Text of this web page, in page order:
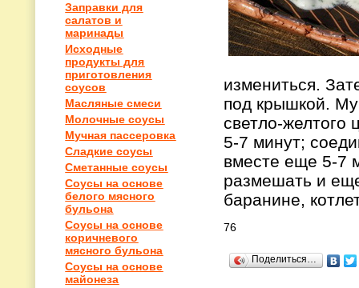
Заправки для
салатов и
маринады
Исходные
продукты для
приготовления
соусов
Масляные смеси
Молочные соусы
Мучная пассеровка
Сладкие соусы
Сметанные соусы
Соусы на основе
белого мясного
бульона
Соусы на основе
коричневого
мясного бульона
Соусы на основе
майонеза
измениться.
под крышкой.
светло-желтого
5-7 минут;
вместе еще 5-7
размешать и
баранине,
76
Поделиться…